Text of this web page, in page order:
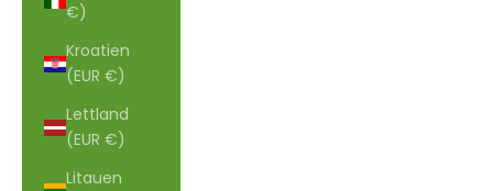
€)
Kroatien
(EUR €)
Lettland
(EUR €)
Litauen